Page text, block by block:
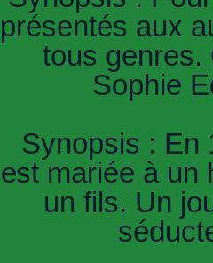
présentés aux
tous genres.
Sophie
Synopsis : En
est mariée à un
un fils. Un